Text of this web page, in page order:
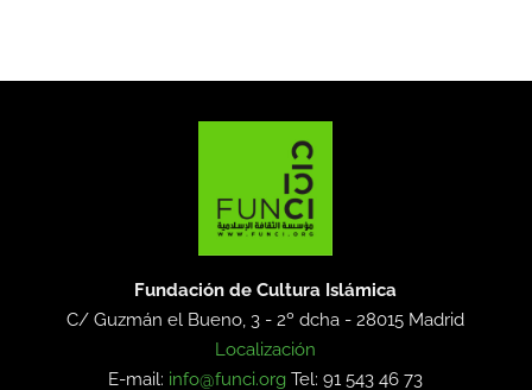
Fundación de Cultura Islámica
C/ Guzmán el Bueno, 3 - 2º dcha -28015 Madrid
Localización
E-mail: info@funci.org Tel: 91 543 46 73